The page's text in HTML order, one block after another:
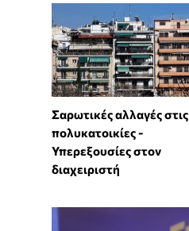
Σαρωτικές αλλαγές στις
πολυκατοικίες -
Υπερεξουσίες στον
διαχειριστή